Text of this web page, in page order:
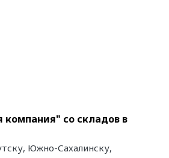
со складов в
Южно-Сахалинску,